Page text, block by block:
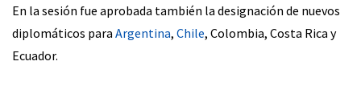
En la sesión fue aprobada también la designación de nuevos
diplomáticos para Argentina, Chile, Colombia, Costa Rica y
Ecuador.